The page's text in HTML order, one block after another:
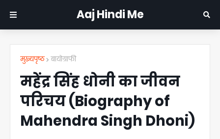
Aaj Hindi Me
मुख्यपृष्ठ बायोग्राफी
महेंद्र सिंह धोनी का जीवन
परिचय (Biography of
Mahendra Singh Dhoni)